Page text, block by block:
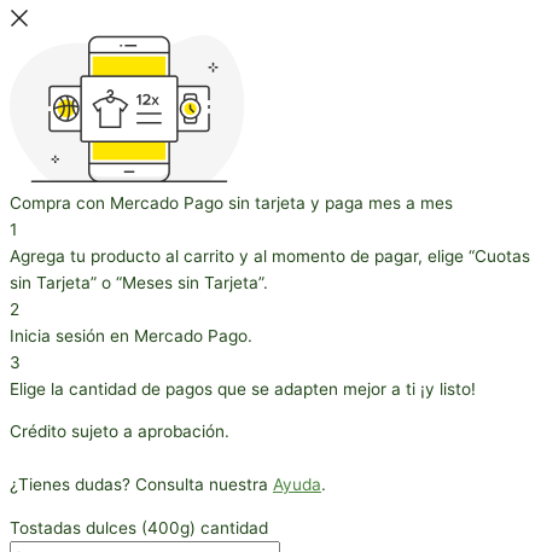
Compra con Mercado Pago sin tarjeta y paga mes a mes
1
Agrega tu producto al carrito y al momento de pagar, elige “Cuotas
sin Tarjeta” o “Meses sin Tarjeta”.
2
Inicia sesión en Mercado Pago.
3
Elige la cantidad de pagos que se adapten mejor a ti ¡y listo!
Crédito sujeto a aprobación.
¿Tienes dudas? Consulta nuestra Ayuda.
Tostadas dulces (400g) cantidad